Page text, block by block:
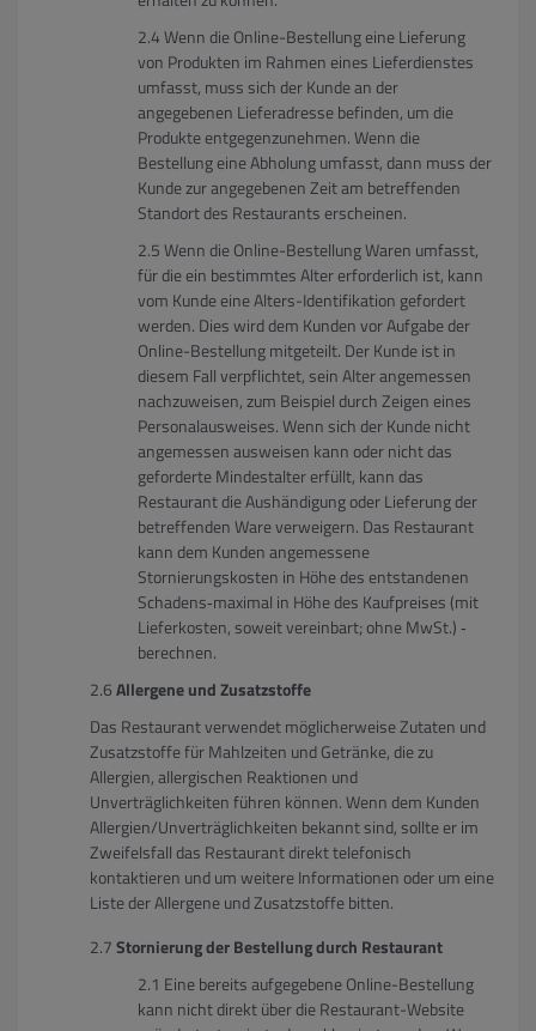
Wenn die Online-Bestellung eine Lieferung
von Produkten im Rahmen eines Lieferdienstes
umfasst, muss sich der Kunde an der
angegebenen Lieferadresse befinden, um die
Produkte entgegenzunehmen. Wenn die
Bestellung eine Abholung umfasst, dann muss der
Kunde zur angegebenen Zeit am betreffenden
Standort des Restaurants erscheinen.
Wenn die Online-Bestellung Waren umfasst,
für die ein bestimmtes Alter erforderlich ist, kann
vom Kunde eine Alters-Identifikation gefordert
werden. Dies wird dem Kunden vor Aufgabe der
Online-Bestellung mitgeteilt. Der Kunde ist in
diesem Fall verpflichtet, sein Alter angemessen
nachzuweisen, zum Beispiel durch Zeigen eines
Personalausweises. Wenn sich der Kunde nicht
angemessen ausweisen kann oder nicht das
geforderte Mindestalter erfüllt, kann das
Restaurant die Aushändigung oder Lieferung der
betreffenden Ware verweigern. Das Restaurant
kann dem Kunden angemessene
Stornierungskosten in Höhe des entstandenen
Schadens‐maximal in Höhe des Kaufpreises (mit
Lieferkosten, soweit vereinbart; ohne MwSt.) ‐
berechnen.
Allergene und Zusatzstoffe
Das Restaurant verwendet möglicherweise Zutaten und
Zusatzstoffe für Mahlzeiten und Getränke, die zu
Allergien, allergischen Reaktionen und
Unverträglichkeiten führen können. Wenn dem Kunden
Allergien/Unverträglichkeiten bekannt sind, sollte er im
Zweifelsfall das Restaurant direkt telefonisch
kontaktieren und um weitere Informationen oder um eine
Liste der Allergene und Zusatzstoffe bitten.
Stornierung der Bestellung durch Restaurant
Eine bereits aufgegebene Online-Bestellung
kann nicht direkt über die Restaurant-Website